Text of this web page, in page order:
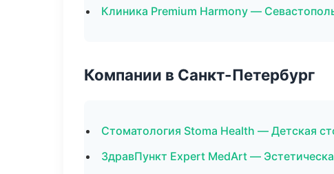
Клиника Premium Harmony —
Компании в Санкт-Петербург
Стоматология Stoma Health — Детская
ЗдравПункт Expert MedArt —